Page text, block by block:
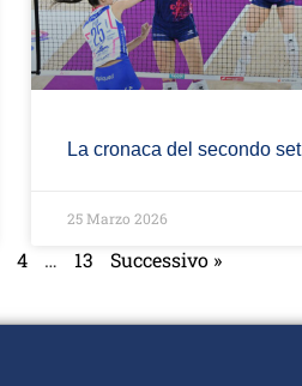
La cronaca del secondo set
25 Marzo 2026
4 … 13 Successivo »